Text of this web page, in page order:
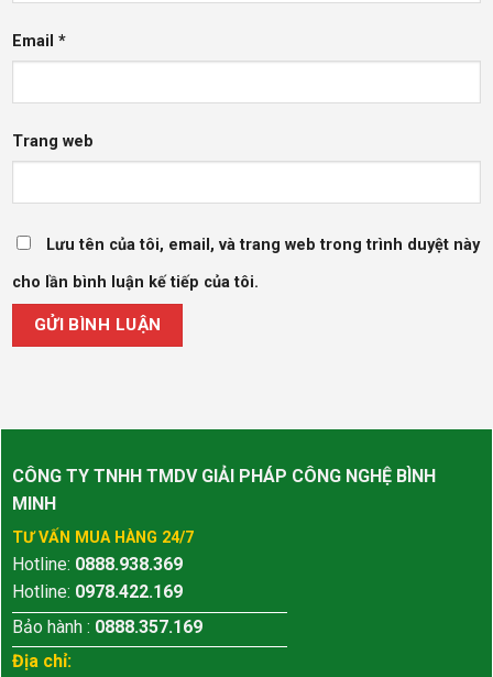
Email *
Trang web
Lưu tên của tôi, email, và trang web trong trình duyệt này
cho lần bình luận kế tiếp của tôi.
CÔNG TY TNHH TMDV GIẢI PHÁP CÔNG NGHỆ BÌNH
MINH
TƯ VẤN MUA HÀNG 24/7
Hotline: 0888.938.369
Hotline: 0978.422.169
Bảo hành : 0888.357.169
Địa chỉ: